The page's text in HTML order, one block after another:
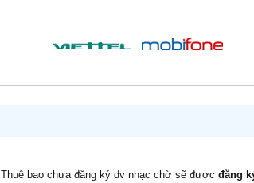
Thuê bao chưa đăng ký dv nhạc chờ sẽ được đăng